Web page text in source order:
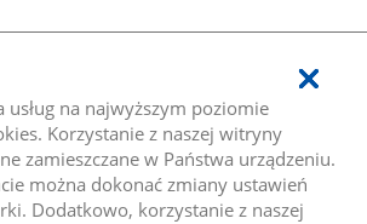
usług na najwyższym poziomie
Korzystanie z naszej witryny
zamieszczane w Państwa urządzeniu.
można dokonać zmiany ustawień
Dodatkowo, korzystanie z naszej